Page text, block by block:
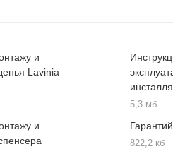
и
Lavinia
5,3 мб
и
822,2 кб